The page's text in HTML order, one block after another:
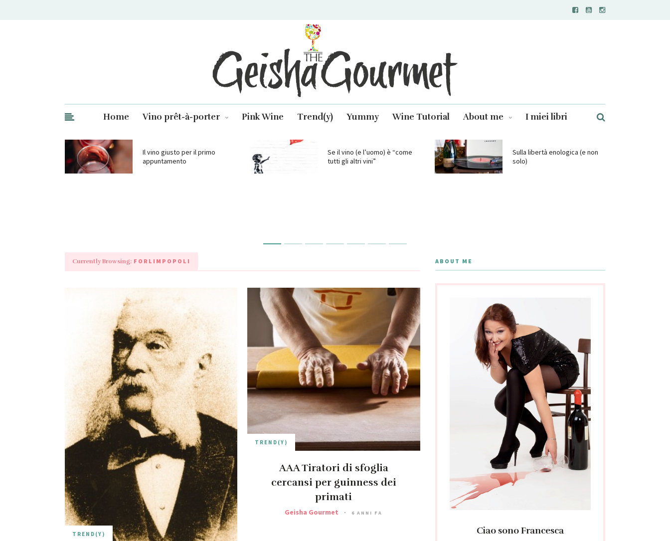
Home Vino prêt-à-porter Pink Wine Trend(y) Yummy Wine Tutorial About me I miei libri
Il vino giusto per il primo
appuntamento
Se il vino (e l’uomo) è “come
tutti gli altri vini”
Sulla libertà enologica (e non
solo)
Currently Browsing: FORLIMPOPOLI
TREND(Y)
TREND(Y)
AAA Tiratori di sfoglia
cercansi per guinness dei
primati
Geisha Gourmet 6 ANNI FA
ABOUT ME
Ciao sono Francesca